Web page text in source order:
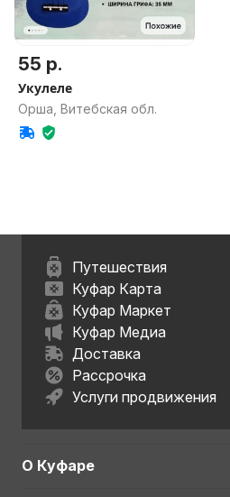
55 р.
Укулеле
Орша, Витебская обл.
Путешествия
Куфар Карта
Куфар Маркет
Куфар Медиа
Доставка
Рассрочка
Услуги продвижения
О Куфаре